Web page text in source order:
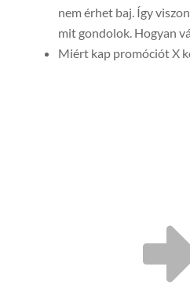
nem érhet baj. Így
mit gondolok. Hogyan
Miért kap promóciót X